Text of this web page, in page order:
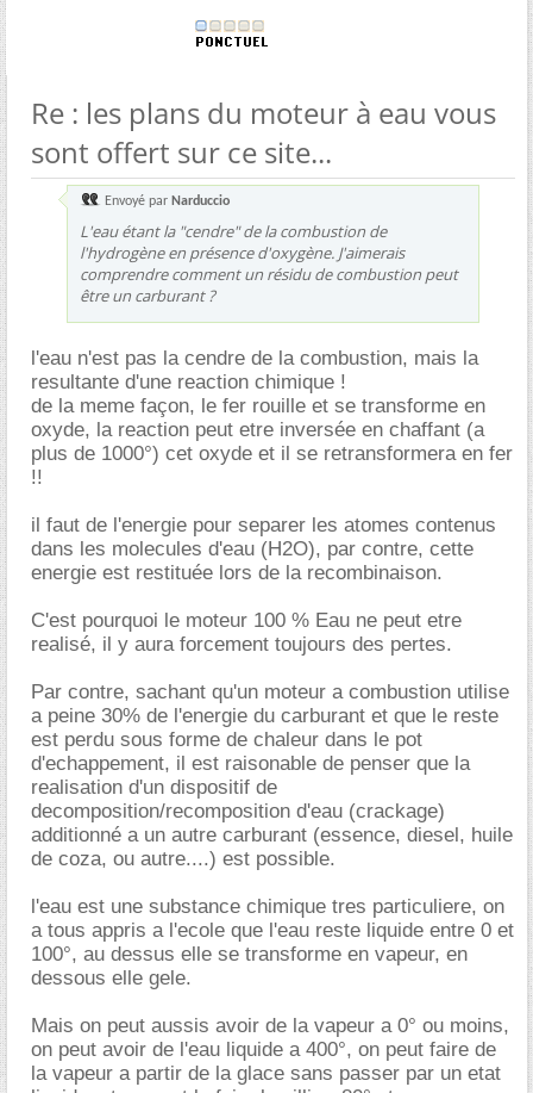
Re : les plans du moteur à eau vous
sont offert sur ce site...
Envoyé par Narduccio
L'eau étant la "cendre" de la combustion de
l'hydrogène en présence d'oxygène. J'aimerais
comprendre comment un résidu de combustion peut
être un carburant ?
l'eau n'est pas la cendre de la combustion, mais la
resultante d'une reaction chimique !
de la meme façon, le fer rouille et se transforme en
oxyde, la reaction peut etre inversée en chaffant (a
plus de 1000°) cet oxyde et il se retransformera en fer
!!
il faut de l'energie pour separer les atomes contenus
dans les molecules d'eau (H2O), par contre, cette
energie est restituée lors de la recombinaison.
C'est pourquoi le moteur 100 % Eau ne peut etre
realisé, il y aura forcement toujours des pertes.
Par contre, sachant qu'un moteur a combustion utilise
a peine 30% de l'energie du carburant et que le reste
est perdu sous forme de chaleur dans le pot
d'echappement, il est raisonable de penser que la
realisation d'un dispositif de
decomposition/recomposition d'eau (crackage)
additionné a un autre carburant (essence, diesel, huile
de coza, ou autre....) est possible.
l'eau est une substance chimique tres particuliere, on
a tous appris a l'ecole que l'eau reste liquide entre 0 et
100°, au dessus elle se transforme en vapeur, en
dessous elle gele.
Mais on peut aussis avoir de la vapeur a 0° ou moins,
on peut avoir de l'eau liquide a 400°, on peut faire de
la vapeur a partir de la glace sans passer par un etat